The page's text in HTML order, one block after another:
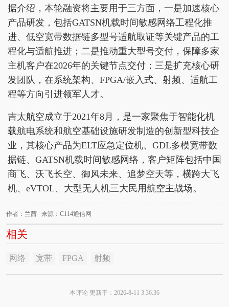
据介绍，本轮融资将主要用于三方面，一是加速核心
产品研发，包括GATSN机载时间敏感网络工程化推
进、低空宽带数据链多型号适航取证等关键产品的工
程化与适航推进；二是推动重大型号交付，保障多家
主机客户在2026年的关键节点交付；三是扩充核心研
发团队，在系统架构、FPGA/嵌入式、射频、适航工
程等方向引进领军人才。
吉太航空成立于2021年8月，是一家聚焦于智能化机
载航电系统和航空基础设施研发制造的创新型科技企
业，其核心产品为ELT应急定位机、GDL多模宽带数
据链、GATSN机载时间敏感网络，客户矩阵包括中国
商飞、沃飞长空、御风未来、追梦空天等，横跨大飞
机、eVTOL、大型无人机三大民用航空主战场。
作者：兰茜 来源：C114通信网
相关
网络 宽带 FPGA 射频
本评论 更新于：2026-8-11 3:36:36